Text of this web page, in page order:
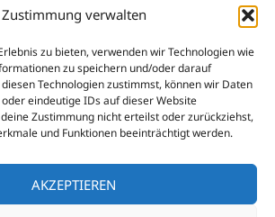
Zustimmung verwalten
zu bieten, verwenden wir Technologien wie
zu speichern und/oder darauf
Technologien zustimmst, können wir Daten
eindeutige IDs auf dieser Website
Zustimmung nicht erteilst oder zurückziehst,
und Funktionen beeinträchtigt werden.
AKZEPTIEREN